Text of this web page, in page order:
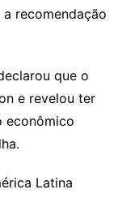
recomendação
que o
e revelou ter
econômico
Latina